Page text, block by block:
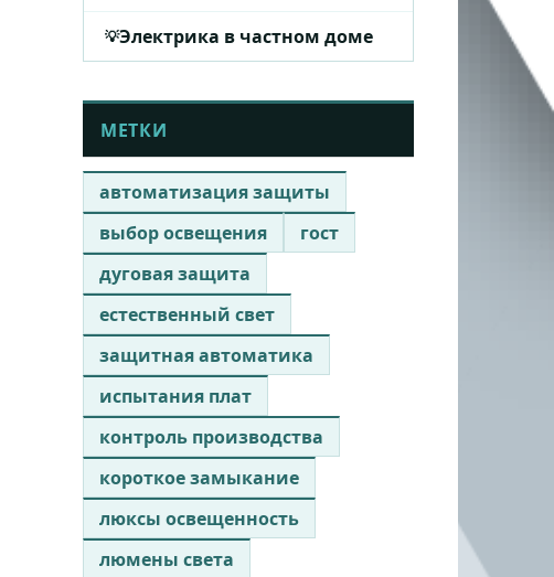
Электрика в частном доме
МЕТКИ
автоматизация защиты
выбор освещения
гост
дуговая защита
естественный свет
защитная автоматика
испытания плат
контроль производства
короткое замыкание
люксы освещенность
люмены света